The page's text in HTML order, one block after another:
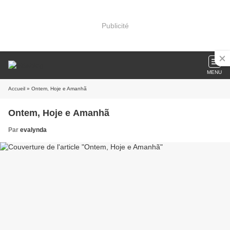
Publicité
MENU
Accueil » Ontem, Hoje e Amanhã
Ontem, Hoje e Amanhã
Par evalynda